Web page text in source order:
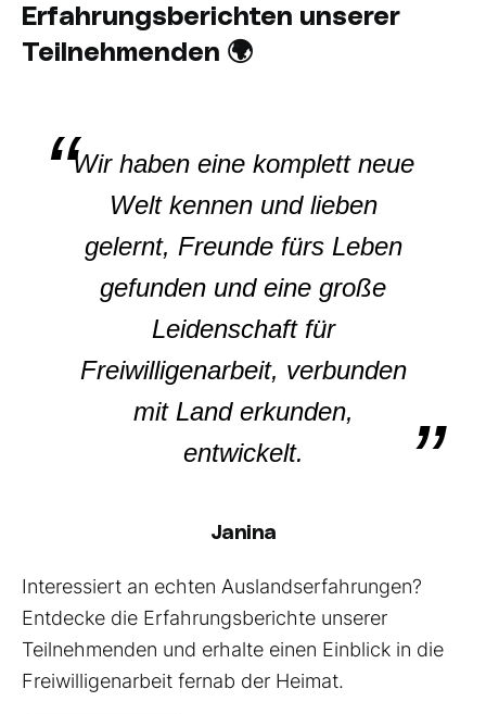
Erfahrungsberichten unserer
Teilnehmenden 🌍
Wir haben eine komplett neue
Welt kennen und lieben
gelernt, Freunde fürs Leben
gefunden und eine große
Leidenschaft für
Freiwilligenarbeit, verbunden
mit Land erkunden,
entwickelt.
Janina
Interessiert an echten Auslandserfahrungen?
Entdecke die Erfahrungsberichte unserer
Teilnehmenden und erhalte einen Einblick in die
Freiwilligenarbeit fernab der Heimat.